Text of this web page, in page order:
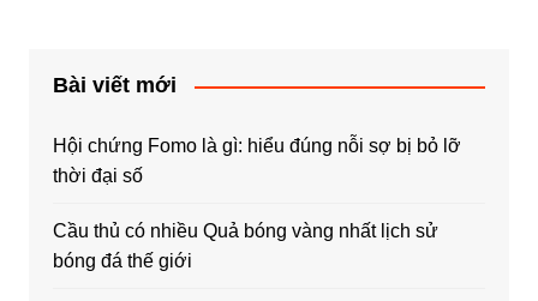
Bài viết mới
Hội chứng Fomo là gì: hiểu đúng nỗi sợ bị bỏ lỡ
thời đại số
Cầu thủ có nhiều Quả bóng vàng nhất lịch sử
bóng đá thế giới